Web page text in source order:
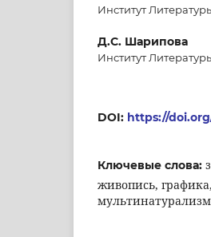
Институт
Д.С. Шарипова
Институт
DOI: https://doi.org/
Ключевые слова:
живопись,
мультинатурализм